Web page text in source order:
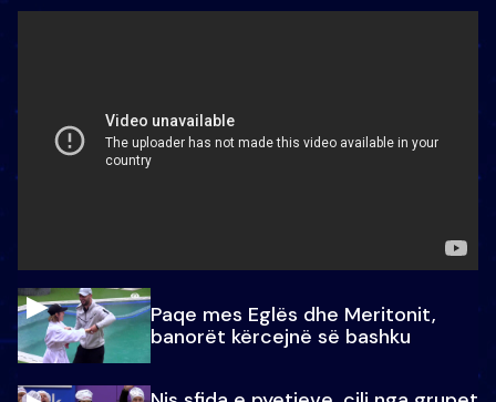
Paqe mes Eglës dhe Meritonit,
banorët kërcejnë së bashku